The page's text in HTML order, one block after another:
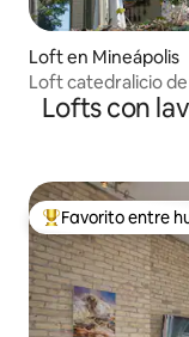
Loft en Mineápolis
Loft catedralicio
Lofts con
De los mejores en
Favorito entre